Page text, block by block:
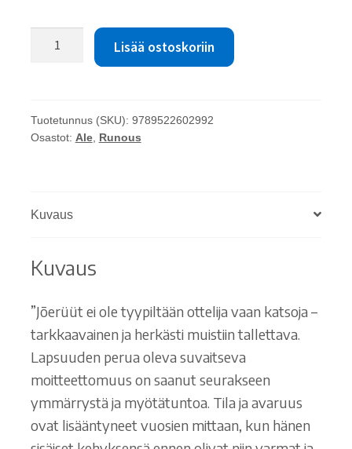
määrä
Lisää ostoskoriin
Tuotetunnus (SKU): 9789522602992
Osastot: Ale, Runous
Kuvaus
Kuvaus
”Jõerüüt ei ole tyypiltään ottelija vaan katsoja –
tarkkaavainen ja herkästi muistiin tallettava.
Lapsuuden perua oleva suvaitseva
moitteettomuus on saanut seurakseen
ymmärrystä ja myötätuntoa. Tila ja avaruus
ovat lisääntyneet vuosien mittaan, kun hänen